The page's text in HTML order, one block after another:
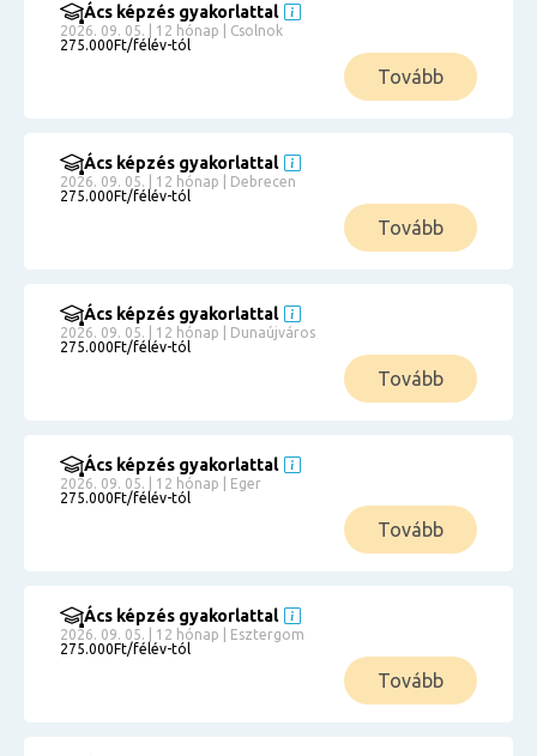
Ács képzés gyakorlattal
2026. 09. 05. | 12 hónap | Csolnok
275.000Ft/félév-tól
Tovább
Ács képzés gyakorlattal
2026. 09. 05. | 12 hónap | Debrecen
275.000Ft/félév-tól
Tovább
Ács képzés gyakorlattal
2026. 09. 05. | 12 hónap | Dunaújváros
275.000Ft/félév-tól
Tovább
Ács képzés gyakorlattal
2026. 09. 05. | 12 hónap | Eger
275.000Ft/félév-tól
Tovább
Ács képzés gyakorlattal
2026. 09. 05. | 12 hónap | Esztergom
275.000Ft/félév-tól
Tovább